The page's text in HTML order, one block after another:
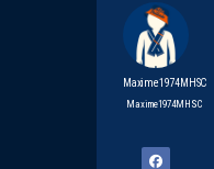
Maxime1974MHSC
Maxime1974MHSC